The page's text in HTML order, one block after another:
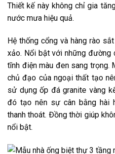
Thiết kế này không chỉ gia
nước mưa hiệu quả.
Hệ thống cổng và hàng rào
xảo. Nổi bật với những đường
tĩnh điện màu đen sang trọng.
chủ đạo của ngoại thất tạo
sử dụng ốp đá granite vàng
đó tạo nên sự cân bằng hài
thanh thoát. Đồng thời giúp
nổi bật.